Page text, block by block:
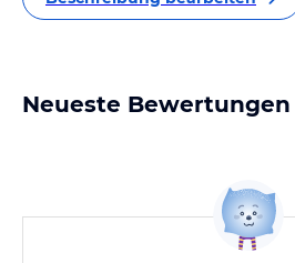
Neueste Bewertungen